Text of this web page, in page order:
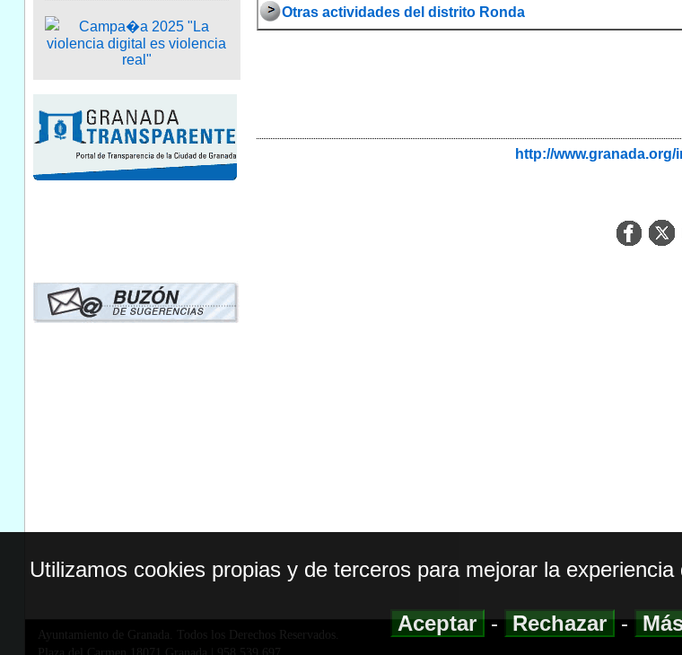
Otras actividades del distrito Ronda
http://
Ayuntamiento de Granada. Todos los Derechos Reservados.
Utilizamos cookies propias y de terceros para mejorar la
Aceptar-Rechazar-